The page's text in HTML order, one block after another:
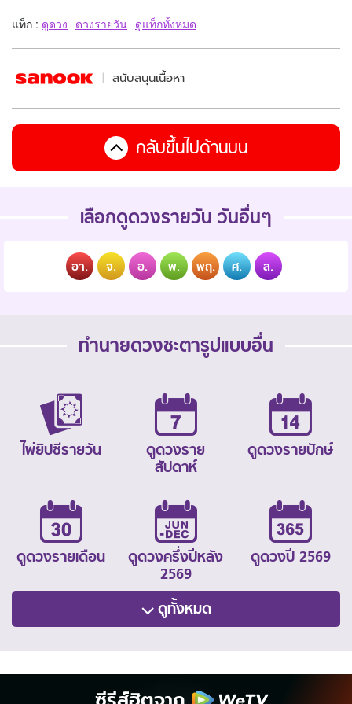
แท็ก : ดูดวง ดวงรายวัน ดูแท็กทั้งหมด
สนับสนุนเนื้อหา
กลับขึ้นไปด้านบน
เลือกดูดวงรายวัน วันอื่นๆ
อา. จ. อ. พ. พฤ. ศ. ส.
ทำนายดวงชะตารูปแบบอื่น
ไพ่ยิปซีรายวัน
ดูดวงราย
สัปดาห์
ดูดวงรายปักษ์
ดูดวงรายเดือน
ดูดวงครึ่งปีหลัง
2569
ดูดวงปี 2569
ดูทั้งหมด